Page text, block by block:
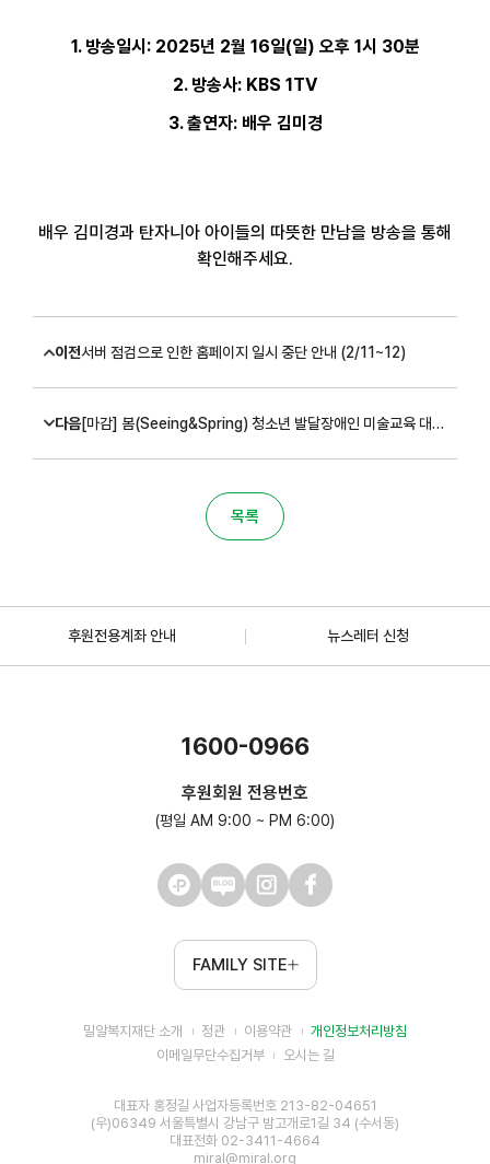
1. 방송일시 : 2025년 2월 16일(일) 오후 1 시 30분
2. 방송사: KBS 1TV
3.출연자: 배우 김미경
배우 김미경과 탄자니아 아이들의 따뜻한 만남을 방송을 통해
확인해주세요.
이전서버 점검으로 인한 홈페이지 일시 중단 안내 (2/11~12)
다음 [마감] 봄(Seeing&Spring) 청소년 발달장애인 미술교육 대상자 모집
목록
후원전용계좌 안내 뉴스레터 신청
1600-0966
후원회원 전용번호
(평일 AM 9:00 ~ PM 6:00)
FAMILY SITE
밀알복지재단 소개 정관 이용약관
개인정보처리방침
이메일무단수집거부
오시는 길
대표자 홍정길 사업자등록번호 213-82-04651
(우)06349 서울특별시 강남구 밤고개로1길 34 (수서동)
대표전화 02-3411-4664
miral@miral.org